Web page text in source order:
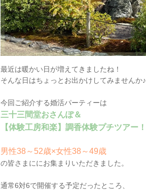
最近は暖かい日が増えてきましたね！
そんな日はちょっとお出かけしてみませんか♪
今回ご紹介する婚活パーティーは
三十三間堂おさんぽ＆
【体験工房和楽】調香体験プチツアー！
男性38～52歳×女性38～49歳
の皆さまににお集まりいただきました。
通常6対6で開催する予定だったところ、